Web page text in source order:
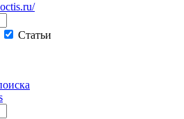
Статьи